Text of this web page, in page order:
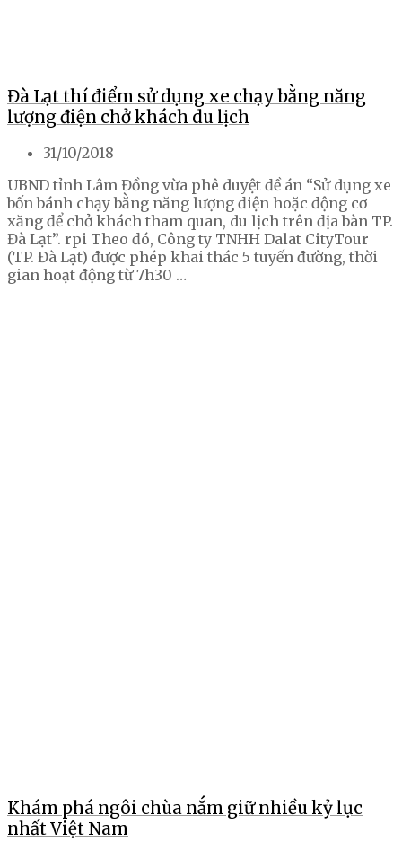
Đà Lạt thí điểm sử dụng xe chạy bằng năng
lượng điện chở khách du lịch
31/10/2018
UBND tỉnh Lâm Đồng vừa phê duyệt đề án “Sử dụng xe
bốn bánh chạy bằng năng lượng điện hoặc động cơ
xăng để chở khách tham quan, du lịch trên địa bàn TP.
Đà Lạt”. rpi Theo đó, Công ty TNHH Dalat CityTour
(TP. Đà Lạt) được phép khai thác 5 tuyến đường, thời
gian hoạt động từ 7h30 …
Khám phá ngôi chùa nắm giữ nhiều kỷ lục
nhất Việt Nam